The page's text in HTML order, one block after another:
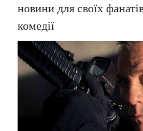
новини для своїх
комедії